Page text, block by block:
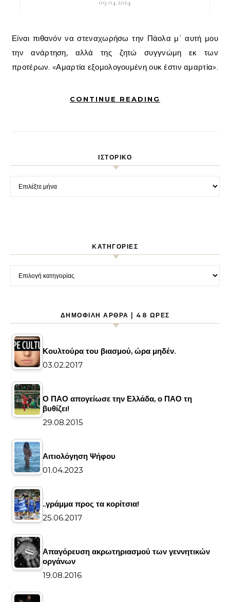
09.04.2014
Είναι πιθανόν να στεναχωρήσω την Πάολα μ΄ αυτή μου
την ανάρτηση, αλλά της ζητώ συγγνώμη εκ των
προτέρων. «Αμαρτία εξομολογουμένη ουκ έστιν αμαρτία».
CONTINUE READING
ΙΣΤΟΡΙΚΌ
Ιστορικό
KΑΤΗΓΟΡΊΕΣ
Kατηγορίες
ΔΗΜΟΦΙΛΉ ΆΡΘΡΑ | 48 ΏΡΕΣ
Κουλτούρα του βιασμού, ώρα μηδέν.
03.02.2017
Ο ΠΑΟ απογείωσε την Ελλάδα, ο ΠΑΟ τη
βυθίζει!
29.08.2015
Αιτιολόγηση Ψήφου
01.04.2023
..γράμμα προς τα κορίτσια!
25.06.2017
Απαγόρευση ακρωτηριασμού των γεννητικών
οργάνων
19.08.2016